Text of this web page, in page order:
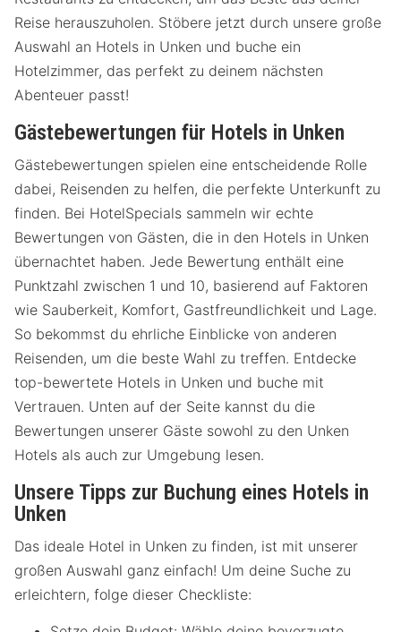
Reise herauszuholen. Stöbere jetzt durch unsere große
Auswahl an Hotels in Unken und buche ein
Hotelzimmer, das perfekt zu deinem nächsten
Abenteuer passt!
Gästebewertungen für Hotels in Unken
Gästebewertungen spielen eine entscheidende Rolle
dabei, Reisenden zu helfen, die perfekte Unterkunft zu
finden. Bei HotelSpecials sammeln wir echte
Bewertungen von Gästen, die in den Hotels in Unken
übernachtet haben. Jede Bewertung enthält eine
Punktzahl zwischen 1 und 10, basierend auf Faktoren
wie Sauberkeit, Komfort, Gastfreundlichkeit und Lage.
So bekommst du ehrliche Einblicke von anderen
Reisenden, um die beste Wahl zu treffen. Entdecke
top-bewertete Hotels in Unken und buche mit
Vertrauen. Unten auf der Seite kannst du die
Bewertungen unserer Gäste sowohl zu den Unken
Hotels als auch zur Umgebung lesen.
Unsere Tipps zur Buchung eines Hotels in
Unken
Das ideale Hotel in Unken zu finden, ist mit unserer
großen Auswahl ganz einfach! Um deine Suche zu
erleichtern, folge dieser Checkliste: